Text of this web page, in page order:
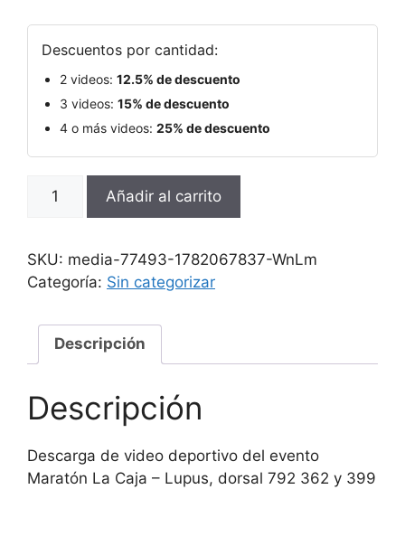
Descuentos por cantidad:
2 videos: 12.5% de descuento
3 videos: 15% de descuento
4 o más videos: 25% de descuento
Añadir al carrito
SKU: media-77493-1782067837-WnLm
Categoría: Sin categorizar
Descripción
Descripción
Descarga de video deportivo del evento
Maratón La Caja – Lupus, dorsal 792 362 y 399